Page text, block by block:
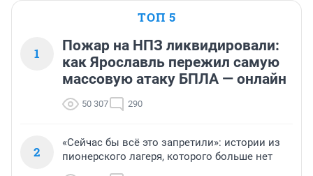
ТОП 5
1
Пожар на НПЗ ликвидировали:
как Ярославль пережил самую
массовую атаку БПЛА — онлайн
50 307 290
2
«Сейчас бы всё это запретили»: истории из
пионерского лагеря, которого больше нет